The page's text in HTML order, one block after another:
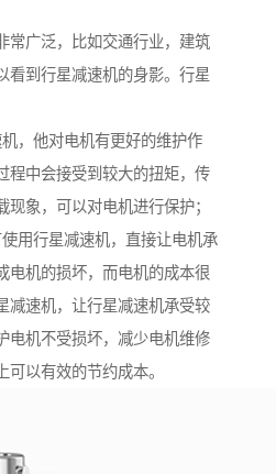
常广泛，比如交通行业，建筑
看到行星减速机的身影。行星
，他对电机有更好的维护作
程中会接受到较大的扭矩，传
象，可以对电机进行保护；
用行星减速机，直接让电机承
电机的损坏，而电机的成本很
减速机，让行星减速机承受较
电机不受损坏，减少电机维修
可以有效的节约成本。